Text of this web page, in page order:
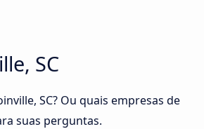
SC
SC? Ou quais empresas de
suas perguntas.